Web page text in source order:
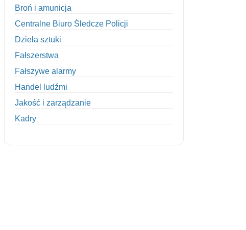
Broń i amunicja
Centralne Biuro Śledcze Policji
Dzieła sztuki
Fałszerstwa
Fałszywe alarmy
Handel ludźmi
Jakość i zarządzanie
Kadry